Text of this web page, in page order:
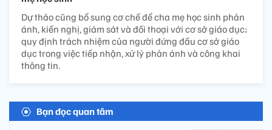
Dự thảo cũng bổ sung cơ chế để cha mẹ học sinh phản
ánh, kiến nghị, giám sát và đối thoại với cơ sở giáo dục;
quy định trách nhiệm của người đứng đầu cơ sở giáo
dục trong việc tiếp nhận, xử lý phản ánh và công khai
thông tin.
Bạn đọc quan tâm